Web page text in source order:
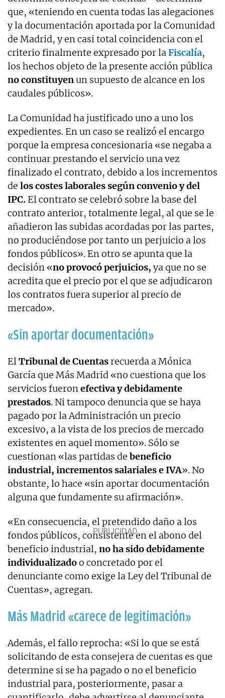
que, «teniendo en cuenta todas las alegaciones
y la documentación aportada por la Comunidad
de Madrid, y en casi total coincidencia con el
criterio finalmente expresado por laFiscalía,
los hechos objeto de la presente acción pública
no constituyenun supuesto de alcance en los
caudales públicos».
La Comunidad ha justificado uno a uno los
expedientes. En un caso se realizó el encargo
porque la empresa concesionaria «se negaba a
continuar prestando el servicio una vez
finalizado el contrato, debido a los incrementos
de los costes laborales según convenio y del
IPC. El contrato se celebró sobre la base del
contrato anterior, totalmente legal, al que se le
añadieron las subidas acordadas por las partes,
no produciéndose por tanto un perjuicio a los
fondos públicos». En otro se apunta que la
decisión «no provocó perjuicios, ya que no se
acredita que el precio por el que se adjudicaron
los contratos fuera superior al precio de
mercado».
«Sin aportar documentación»
ElTribunal de Cuentasrecuerda a Mónica
García que Más Madrid «no cuestiona que los
servicios fueronefectiva y debidamente
prestados. Ni tampoco denuncia que se haya
pagado por la Administración un precio
excesivo, a la vista de los precios de mercado
existentes en aquel momento». Sólo se
cuestionan «las partidas de beneficio
industrial, incrementos salariales e IVA». No
obstante, lo hace «sin aportar documentación
alguna que fundamente su afirmación».
«En consecuencia, el pretendido daño a los
fondos públicos, consistente en el abono del
beneficio industrial, no ha sido debidamente
individualizadoo concretado por el
denunciante como exige la Ley del Tribunal de
Cuentas», agregan.
Más Madrid «carece de legitimación»
Además, el fallo reprocha: «Si lo que se está
solicitando de esta consejera de cuentas es que
determine si se ha pagado o no el beneficio
industrial para, posteriormente, pasar a